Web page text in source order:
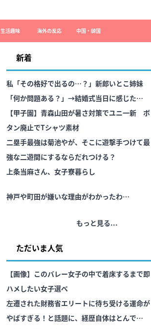
生活趣味 海外の反応 中国・韓国
新着
私「その格好で出るの…？」新郎いとこ姉妹
「何か問題ある？」→結婚式当日に感じた違和
感が最後まで消えなくて…
【甲子園】青森山田が暑さ対策でユニ一新 ボ
タン廃止でTシャツ素材
二塁手最強は菊池やが、そこに遊撃手つけて最
強な二遊間にするならだれつける？
上条当麻さん、女子寮暮らし
神戸や町田が嫌いな理由がわかったわ…
もっと見る...
ただいま人気
【画像】このバレー女子の中で着床するまで即
ハメしたい女子選べ
左遷された財務省エリートに待ち受ける運命が
やばすぎる！と話題に、経歴自体はとんでもな